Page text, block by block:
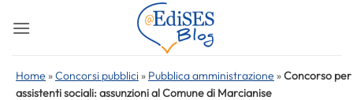
Home »Concorsi pubblici » Pubblica amministrazione »Concorso per
assistenti sociali: assunzioni al Comune di Marcianise